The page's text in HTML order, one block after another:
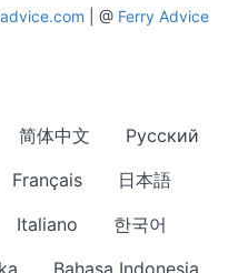
| @ Ferry Advice
简体中文
Русский
Français
日本語
Italiano
한국어